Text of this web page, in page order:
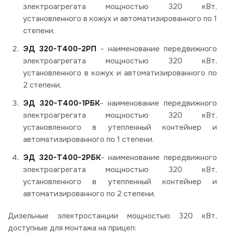
электроагрегата мощностью 320 кВт,
установленного в кожух и автоматизированного по 1
степени,
ЭД 320-Т400-2РП - наименование передвижного
электроагрегата мощностью 320 кВт,
установленного в кожух и автоматизированного по
2 степени,
ЭД 320-Т400-1РБК- наименование передвижного
электроагрегата мощностью 320 кВт,
установленного в утепленный контейнер и
автоматизированного по 1 степени.
ЭД 320-Т400-2РБК- наименование передвижного
электроагрегата мощностью 320 кВт,
установленного в утепленный контейнер и
автоматизированного по 2 степени.
Дизельные электростанции мощностью 320 кВт,
доступные для монтажа на прицеп: